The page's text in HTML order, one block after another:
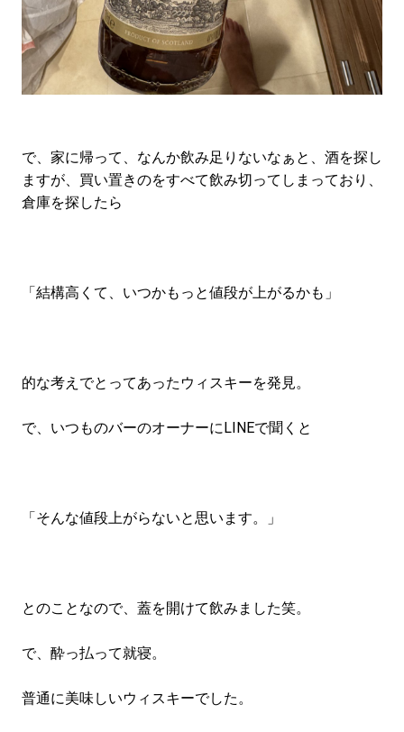
で、家に帰って、なんか飲み足りないなぁと、酒を探し
ますが、買い置きのをすべて飲み切ってしまっており、
倉庫を探したら
「結構高くて、いつかもっと値段が上がるかも」
的な考えでとってあったウィスキーを発見。
で、いつものバーのオーナーにLINEで聞くと
「そんな値段上がらないと思います。」
とのことなので、蓋を開けて飲みました笑。
で、酔っ払って就寝。
普通に美味しいウィスキーでした。